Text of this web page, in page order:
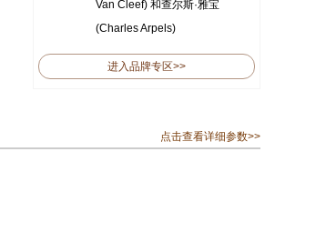
Van Cleef) 和查尔斯·雅宝
(Charles Arpels)
进入品牌专区>>
点击查看详细参数>>